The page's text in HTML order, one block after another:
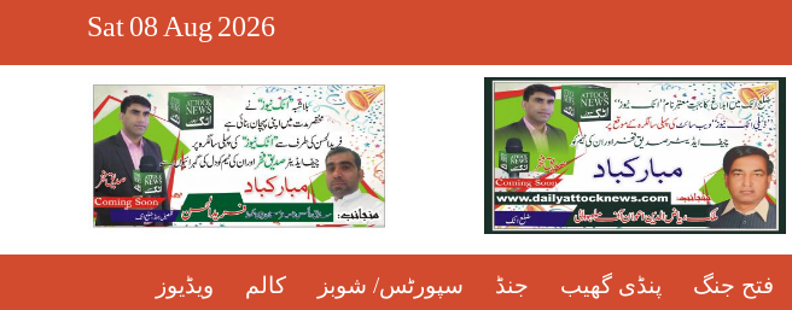
Sat08 Aug 2026
فتح جنگ پنڈی گھیب جنڈ سپورٹس/ شوبز کالم ویڈیوز